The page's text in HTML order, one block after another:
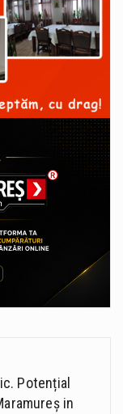
Potențial
in